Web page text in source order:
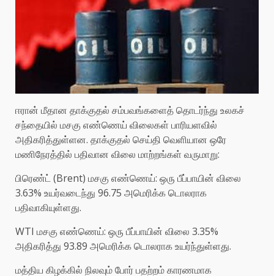
ஈரான் மீதான தாக்குதல் சம்பவங்களைத் தொடர்ந்து உலகச்
சந்தையில் மசகு எண்ணெய் விலைகள் பாரியளவில்
அதிகரித்துள்ளன. தாக்குதல் செய்தி வெளியான ஒரே
மணிநேரத்தில் பதிவான விலை மாற்றங்கள் வருமாறு:
பிரெண்ட் (Brent) மசகு எண்ணெய்: ஒரு பீப்பாயின் விலை
3.63% உயர்வடைந்து 96.75 அமெரிக்க டொலராக
பதிவாகியுள்ளது.
WTI மசகு எண்ணெய்: ஒரு பீப்பாயின் விலை 3.35%
அதிகரித்து 93.89 அமெரிக்க டொலராக உயர்ந்துள்ளது.
மத்திய கிழக்கில் நிலவும் போர் பதற்றம் காரணமாக